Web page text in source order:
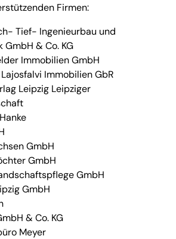
Firmen:
Tief- Ingenieurbau und
& Co. KG
Immobilien GmbH
Immobilien GbR
Leipzig Leipziger
GmbH
GmbH
GmbH
GmbH
& Co. KG
Meyer